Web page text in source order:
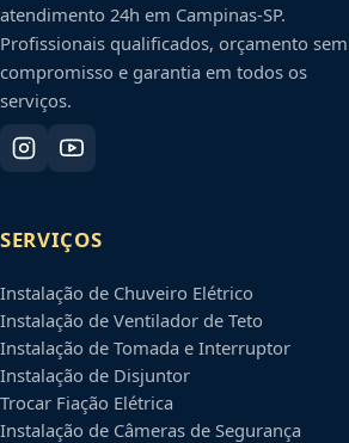
atendimento 24h em Campinas-SP.
Profissionais qualificados, orçamento sem
compromisso e garantia em todos os
serviços.
SERVIÇOS
Instalação de Chuveiro Elétrico
Instalação de Ventilador de Teto
Instalação de Tomada e Interruptor
Instalação de Disjuntor
Trocar Fiação Elétrica
Instalação de Câmeras de Segurança